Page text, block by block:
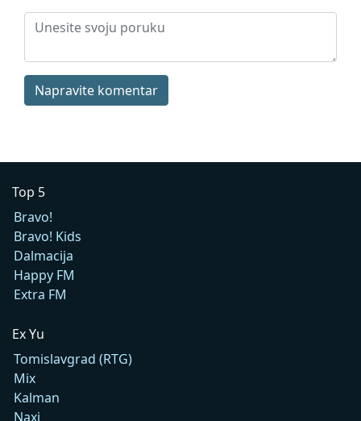
Napravite komentar
Top 5
Bravo!
Bravo! Kids
Dalmacija
Happy FM
Extra FM
Ex Yu
Tomislavgrad (RTG)
Mix
Kalman
Naxi